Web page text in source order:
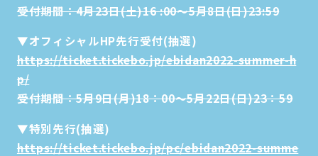
受付期間：4月23日(土)16 :00～5月8日(日)23:59
▼オフィシャルHP先行受付(抽選)
https://ticket.tickebo.jp/ebidan2022-summer-h
p/
受付期間：5月9日(月)18：00～5月22日(日)23：59
▼特別先行(抽選)
https://ticket.tickebo.jp/pc/ebidan2022-summe